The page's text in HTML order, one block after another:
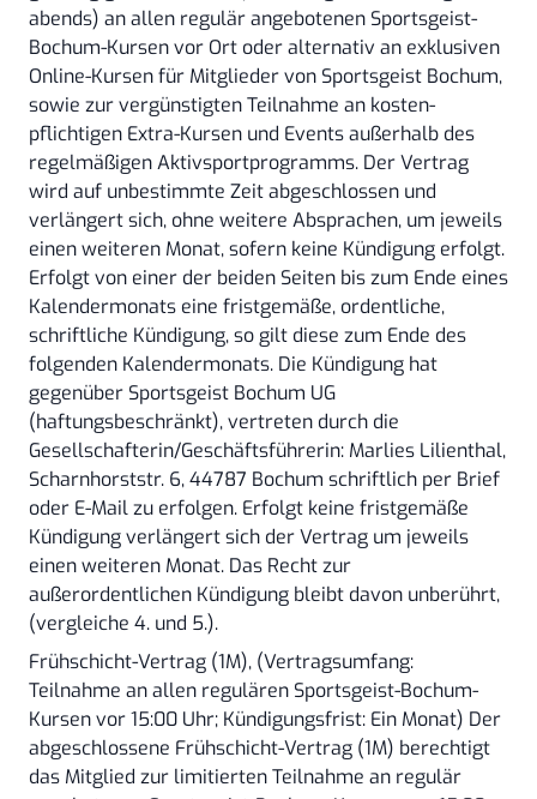
abends) an allen regulär angebotenen Sportsgeist-
Bochum-Kursen vor Ort oder alternativ an exklusiven
Online-Kursen für Mitglieder von Sportsgeist Bochum,
sowie zur vergünstigten Teilnahme an kosten-
pflichtigen Extra-Kursen und Events außerhalb des
regelmäßigen Aktivsportprogramms. Der Vertrag
wird auf unbestimmte Zeit abgeschlossen und
verlängert sich, ohne weitere Absprachen, um jeweils
einen weiteren Monat, sofern keine Kündigung erfolgt.
Erfolgt von einer der beiden Seiten bis zum Ende eines
Kalendermonats eine fristgemäße, ordentliche,
schriftliche Kündigung, so gilt diese zum Ende des
folgenden Kalendermonats. Die Kündigung hat
gegenüber Sportsgeist Bochum UG
(haftungsbeschränkt), vertreten durch die
Gesellschafterin/Geschäftsführerin: Marlies Lilienthal,
Scharnhorststr. 6, 44787 Bochum schriftlich per Brief
oder E-Mail zu erfolgen. Erfolgt keine fristgemäße
Kündigung verlängert sich der Vertrag um jeweils
einen weiteren Monat. Das Recht zur
außerordentlichen Kündigung bleibt davon unberührt,
(vergleiche 4. und 5.).
Frühschicht-Vertrag (1M), (Vertragsumfang:
Teilnahme an allen regulären Sportsgeist-Bochum-
Kursen vor 15:00 Uhr; Kündigungsfrist: Ein Monat) Der
abgeschlossene Frühschicht-Vertrag (1M) berechtigt
das Mitglied zur limitierten Teilnahme an regulär